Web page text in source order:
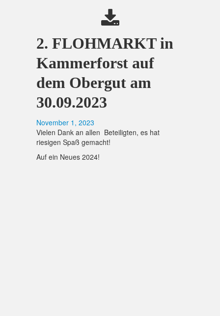
2. FLOHMARKT in
Kammerforst auf
dem Obergut am
30.09.2023
November 1, 2023
Vielen Dank an allen Beteiligten, es hat
riesigen Spaß gemacht!
Auf ein Neues 2024!